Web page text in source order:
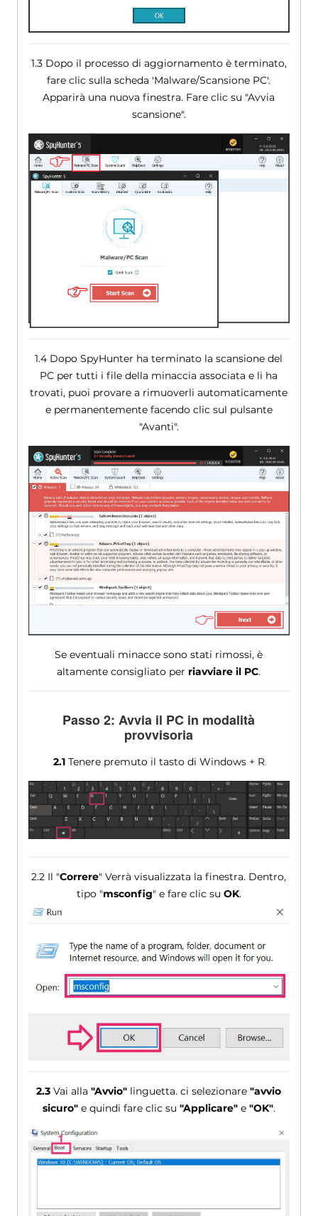
1.3 Dopo il processo di aggiornamento è terminato,
fare clic sulla scheda 'Malware/Scansione PC'.
Apparirà una nuova finestra. Fare clic su "Avvia
scansione".
1.4 Dopo SpyHunter ha terminato la scansione del
PC per tutti i file della minaccia associata e li ha
trovati, puoi provare a rimuoverli automaticamente
e permanentemente facendo clic sul pulsante
"Avanti".
Se eventuali minacce sono stati rimossi, è
altamente consigliato per riavviare il PC.
Passo 2: Avvia il PC in modalità
provvisoria
2.1Tenere premuto il tasto di Windows + R
2.2 Il "Correre" Verrà visualizzata la finestra. Dentro,
tipo "msconfig" e fare clic su OK.
2.3 Vai alla"Avvio" linguetta. ci selezionare"avvio
sicuro"e quindi fare clic su "Applicare"e "OK".